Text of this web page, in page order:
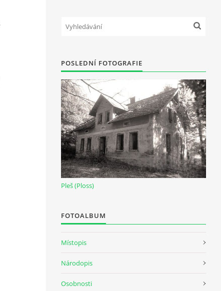
POSLEDNÍ FOTOGRAFIE
Pleš (Ploss)
FOTOALBUM
Místopis
Národopis
Osobnosti